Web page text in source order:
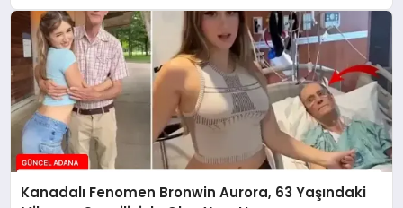
Kanadalı Fenomen Bronwin Aurora, 63 Yaşındaki